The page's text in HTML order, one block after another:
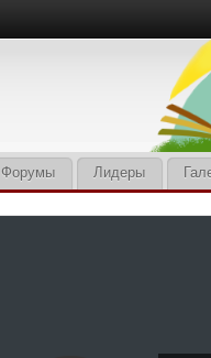
Форумы Лидеры